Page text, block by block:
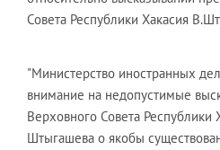
Совета Республики Хакасия
"Министерство иностранных
внимание на недопустимые
Верховного Совета Республики
Штыгашева о якобы